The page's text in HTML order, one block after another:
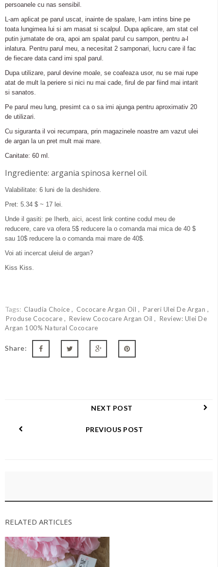
persoanele cu nas sensibil.
L-am aplicat pe parul uscat, inainte de spalare, l-am intins bine pe
toata lungimea lui si am masat si scalpul. Dupa aplicare, am stat cel
putin jumatate de ora, apoi am spalat parul cu sampon, pentru a-l
inlatura. Pentru parul meu, a necesitat 2 samponari, lucru care il fac
de fiecare data cand imi spal parul.
Dupa utilizare, parul devine moale, se coafeaza usor, nu se mai rupe
atat de mult la periere si nici nu mai cade, firul de par fiind mai intarit
si sanatos.
Pe parul meu lung, presimt ca o sa imi ajunga pentru aproximativ 20
de utilizari.
Cu siguranta il voi recumpara, prin magazinele noastre am vazut ulei
de argan la un pret mult mai mare.
Canitate: 60 ml.
Ingrediente: argania spinosa kernel oil.
Valabilitate: 6 luni de la deshidere.
Pret: 5.34 $ ~ 17 lei.
Unde il gasiti: pe Iherb, aici , acest link contine codul meu de
reducere, care va ofera 5$ reducere la o comanda mai mica de 40 $
sau 10$ reducere la o comanda mai mare de 40$.
Voi ati incercat uleiul de argan?
Kiss Kiss.
Tags: Claudia Choice Cococare Argan Oil
Pareri Ulei De Argan
Produse Cococare
Review Cococare Argan Oil
Review: Ulei De
Argan 100% Natural Cococare
Share:
NEXT POST
PREVIOUS POST
RELATED ARTICLES